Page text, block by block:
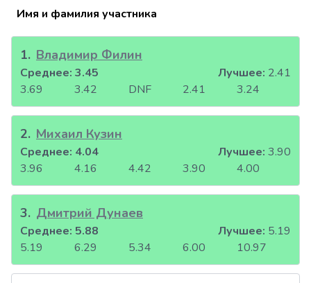
Имя и фамилия участника
1. Владимир Филин
3.69 3.42 DNF 2.41 3.24
Среднее: 3.45 Лучшее: 2.41
2. Михаил Кузин
3.96 4.16 4.42 3.90 4.00
Среднее: 4.04 Лучшее: 3.90
3. Дмитрий Дунаев
5.19 6.29 5.34 6.00 10.97
Среднее: 5.88 Лучшее: 5.19